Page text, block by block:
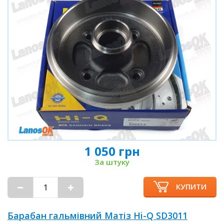
1 050 грн
За штуку
КУПИТИ
Барабан гальмівний Матіз Hi-Q SD3011